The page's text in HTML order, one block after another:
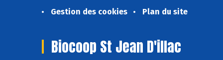
Gestion des cookies
Plan du site
Biocoop St Jean D'illac